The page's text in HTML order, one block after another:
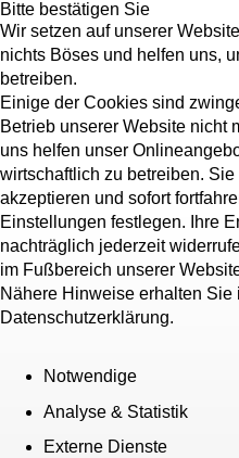
Bitte bestätigen Sie
Wir setzen auf unserer
nichts Böses und helfen uns,
betreiben.
Einige der Cookies sind
Betrieb unserer Website nicht
uns helfen unser
wirtschaftlich zu betreiben.
akzeptieren und sofort
Einstellungen festlegen. Ihre
nachträglich jederzeit
im Fußbereich unserer
Nähere Hinweise erhalten Sie
Datenschutzerklärung.
Notwendige
Analyse & Statistik
Externe Dienste